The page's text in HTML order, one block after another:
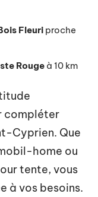
Fleuri proche
Rouge à 10 km
compléter
Cyprien. Que
home ou
tente, vous
à vos besoins.